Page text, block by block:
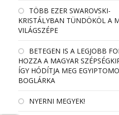
TÖBB EZER SWAROVSKI-
KRISTÁLYBAN TÜNDÖKÖL A
VILÁGSZÉPE
BETEGEN IS A LEGJOBB
HOZZA A MAGYAR
ÍGY HÓDÍTJA MEG
BOGLÁRKA
NYERNI MEGYEK!